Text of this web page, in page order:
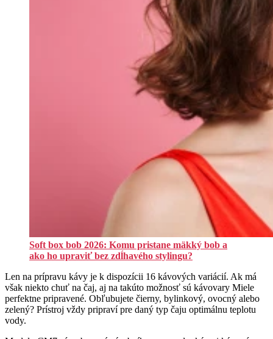
Soft box bob 2026: Komu pristane mäkký bob a
ako ho upraviť bez zdĺhavého stylingu?
Len na prípravu kávy je k dispozícii 16 kávových variácií. Ak má
však niekto chuť na čaj, aj na takúto možnosť sú kávovary Miele
perfektne pripravené. Obľubujete čierny, bylinkový, ovocný alebo
zelený? Prístroj vždy pripraví pre daný typ čaju optimálnu teplotu
vody.